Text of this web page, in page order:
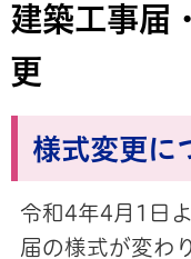
建築工事届
更
様式変更に
令和4年4月1日
届の様式が変わ